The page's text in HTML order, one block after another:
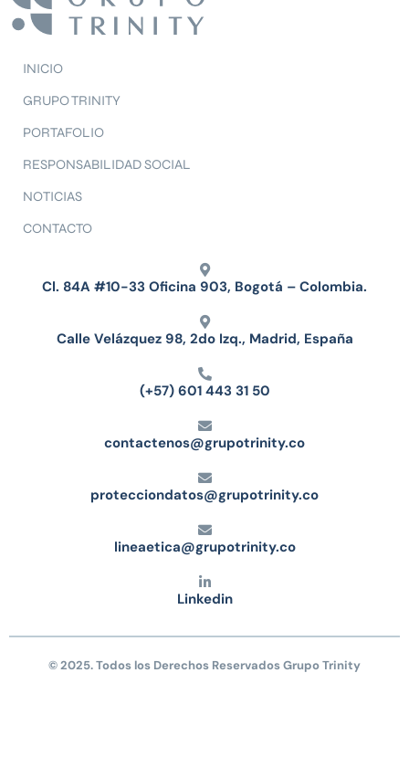
INICIO
GRUPO TRINITY
PORTAFOLIO
RESPONSABILIDAD SOCIAL
NOTICIAS
CONTACTO
Cl. 84A #10-33 Oficina 903, Bogotá – Colombia.
Calle Velázquez 98, 2do Izq., Madrid, España
(+57) 601 443 31 50
contactenos@grupotrinity.co
protecciondatos@grupotrinity.co
lineaetica@grupotrinity.co
Linkedin
© 2025. Todos los Derechos Reservados Grupo Trinity